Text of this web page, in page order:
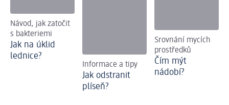
Návod, jak zatočit
s bakteriemi
Jak na úklid
lednice?
Informace a tipy
Jak odstranit
plíseň?
Srovnání mycích
prostředků
Čím mýt
nádobí?